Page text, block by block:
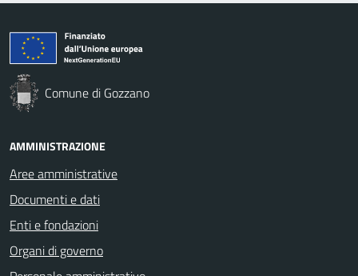
Comune di Gozzano
AMMINISTRAZIONE
Aree amministrative
Documenti e dati
Enti e fondazioni
Organi di governo